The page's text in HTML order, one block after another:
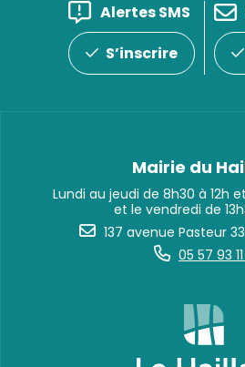
Alertes SMS
S’inscrire
Mairie du
Lundi au jeudi de 8h30 à 12h
et le vendredi de
137 avenue Pasteur
05 57 93 11